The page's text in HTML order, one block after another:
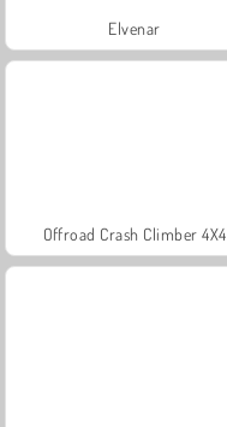
Elvenar
Offroad Crash Climber 4X4